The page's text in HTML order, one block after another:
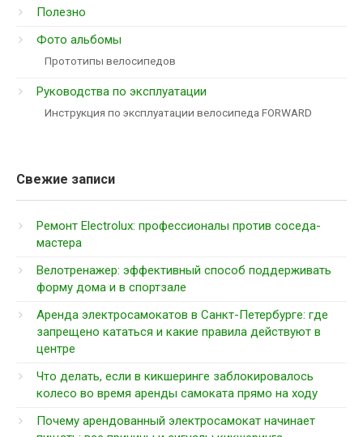
Полезно
Фото альбомы
Прототипы велосипедов
Руководства по эксплуатации
Инструкция по эксплуатации велосипеда FORWARD
Свежие записи
Ремонт Electrolux: профессионалы против соседа-
мастера
Велотренажер: эффективный способ поддерживать
форму дома и в спортзале
Аренда электросамокатов в Санкт-Петербурге: где
запрещено кататься и какие правила действуют в
центре
Что делать, если в кикшеринге заблокировалось
колесо во время аренды самоката прямо на ходу
Почему арендованный электросамокат начинает